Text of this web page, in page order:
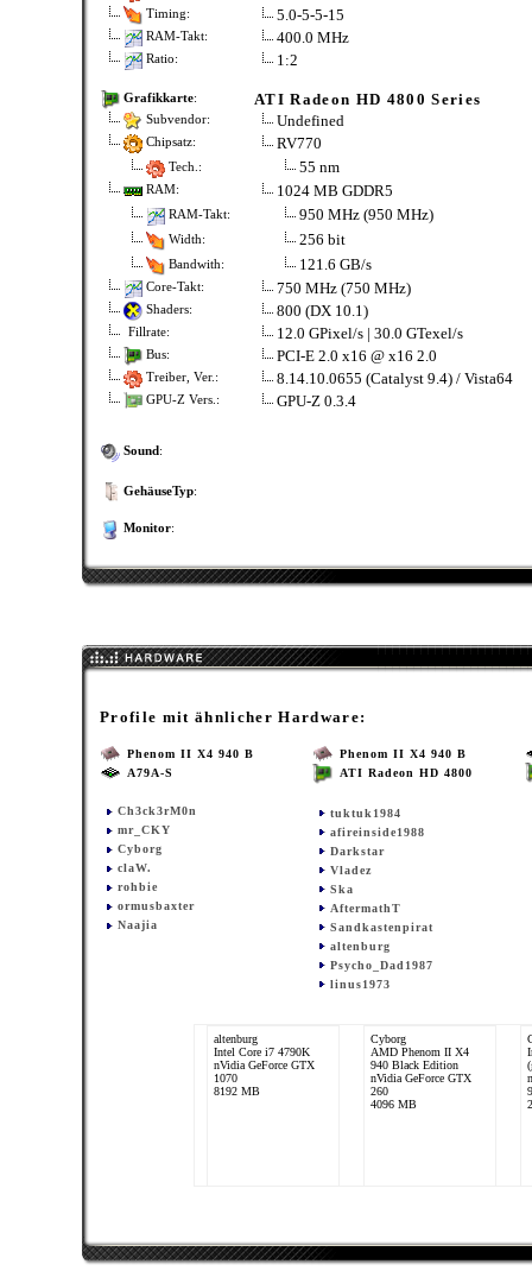
Timing: 5.0-5-5-15
RAM-Takt: 400.0 MHz
Ratio: 1:2
Grafikkarte: ATI Radeon HD 4800 Series
Subvendor: Undefined
Chipsatz: RV770
Tech.: 55 nm
RAM: 1024 MB GDDR5
RAM-Takt: 950 MHz (950 MHz)
Width: 256 bit
Bandwith: 121.6 GB/s
Core-Takt: 750 MHz (750 MHz)
Shaders: 800 (DX 10.1)
Fillrate: 12.0 GPixel/s | 30.0 GTexel/s
Bus: PCI-E 2.0 x16 @ x16 2.0
Treiber, Ver.: 8.14.10.0655 (Catalyst 9.4) / Vista64
GPU-Z Vers.: GPU-Z 0.3.4
Sound:
GehäuseTyp:
Monitor:
Profile mit ähnlicher Hardware:
Phenom II X4 940 B
A79A-S
Ch3ck3rM0n
mr_CKY
Cyborg
claW.
rohbie
ormusbaxter
Naajia
Phenom II X4 940 B
ATI Radeon HD 4800
tuktuk1984
afireinside1988
Darkstar
Vladez
Ska
AftermathT
Sandkastenpirat
altenburg
Psycho_Dad1987
linus1973
altenburg
Intel Core i7 4790K
nVidia GeForce GTX
1070
8192 MB
Cyborg
AMD Phenom II X4
940 Black Edition
nVidia GeForce GTX
260
4096 MB
Phantom
8192 MB